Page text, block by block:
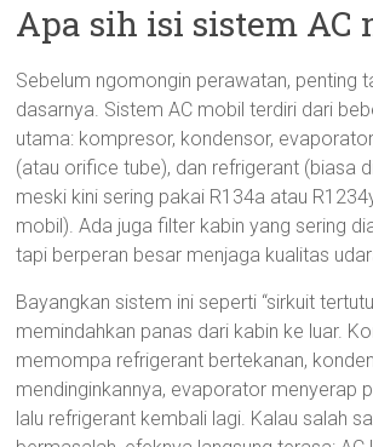
Apa sih isi sistem AC
Sebelum ngomongin perawatan, penting
dasarnya. Sistem AC mobil terdiri dari
utama: kompresor, kondensor,
(atau orifice tube), dan refrigerant (biasa
meski kini sering pakai R134a atau
mobil). Ada juga filter kabin yang sering
tapi berperan besar menjaga kualitas
Bayangkan sistem ini seperti “sirkuit
memindahkan panas dari kabin ke luar.
memompa refrigerant bertekanan,
mendinginkannya, evaporator menyerap
lalu refrigerant kembali lagi. Kalau salah